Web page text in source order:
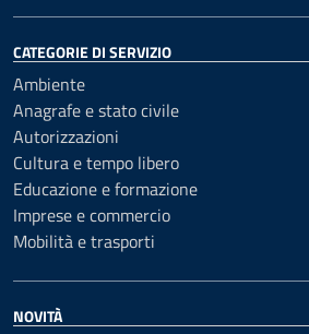
CATEGORIE DI SERVIZIO
Ambiente
Anagrafe e stato civile
Autorizzazioni
Cultura e tempo libero
Educazione e formazione
Imprese e commercio
Mobilità e trasporti
NOVITÀ